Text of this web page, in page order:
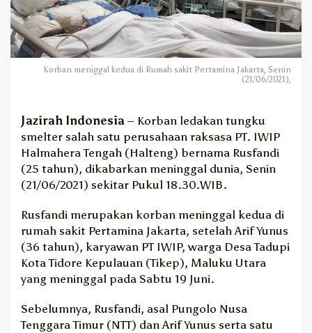
e
d
u
a
L
e
k
T
u
n
k
u
m
e
l
e
r
Korban meniggal kedua di Rumah sakit Pertamina Jakarta, Senin
(21/06/2021),
Jazirah Indonesia – Korban ledakan tungku
smelter salah satu perusahaan raksasa PT. IWIP
Halmahera Tengah (Halteng) bernama Rusfandi
(25 tahun), dikabarkan meninggal dunia, Senin
(21/06/2021) sekitar Pukul 18.30.WIB.
Rusfandi merupakan korban meninggal kedua di
rumah sakit Pertamina Jakarta, setelah Arif Yunus
(36 tahun), karyawan PT IWIP, warga Desa Tadupi
Kota Tidore Kepulauan (Tikep), Maluku Utara
yang meninggal pada Sabtu 19 Juni.
Sebelumnya, Rusfandi, asal Pungolo Nusa
Tenggara Timur (NTT) dan Arif Yunus serta satu